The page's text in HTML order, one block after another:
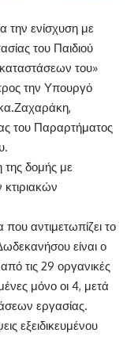
την ενίσχυση με
του Παιδιού
του»
την Υπουργό
α.Ζαχαράκη,
του Παραρτήματος
δομής με
που αντιμετωπίζει το
είναι ο
τις 29 οργανικές
μόνο οι 4, μετά
εργασίας.
εξειδικευμένου